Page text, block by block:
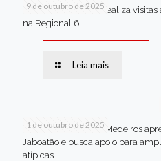
9 de outubro de 2025
Van dos secretários realiza
na Regional 6
Leia mais
1 de outubro de 2025
Em Brasília, Andréa Medeiros
Jaboatão e busca apoio para
atípicas